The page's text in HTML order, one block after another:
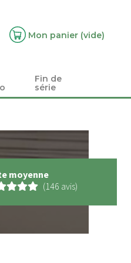
Mon panier (vide)
Fin de
série
moyenne
(146 avis)